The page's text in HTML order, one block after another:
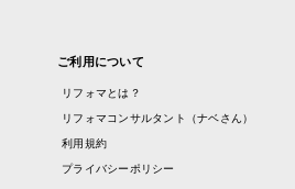
ご利用について
リフォマとは？
リフォマコンサルタント（ナベさん）
利用規約
プライバシーポリシー